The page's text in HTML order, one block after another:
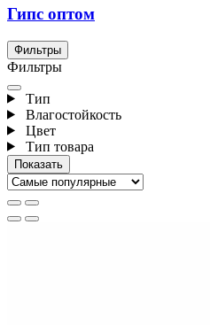
Гипс оптом
Фильтры
Фильтры
Тип
Влагостойкость
Цвет
Тип товара